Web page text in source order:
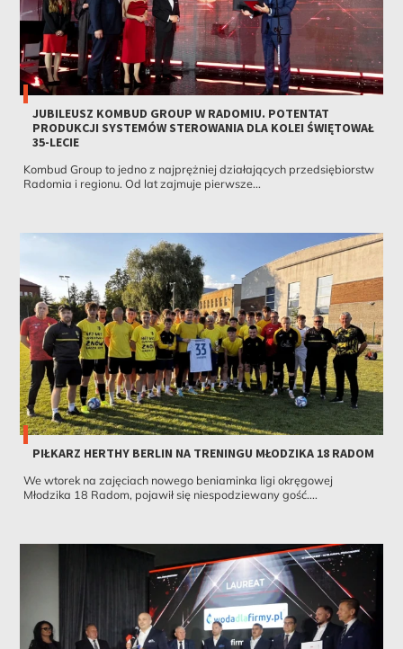
JUBILEUSZ KOMBUD GROUP W RADOMIU. POTENTAT
PRODUKCJI SYSTEMÓW STEROWANIA DLA KOLEI ŚWIĘTOWAŁ
35-LECIE
Kombud Group to jedno z najprężniej działających przedsiębiorstw
Radomia i regionu. Od lat zajmuje pierwsze...
PIŁKARZ HERTHY BERLIN NA TRENINGU MŁODZIKA 18 RADOM
We wtorek na zajęciach nowego beniaminka ligi okręgowej
Młodzika 18 Radom, pojawił się niespodziewany gość....